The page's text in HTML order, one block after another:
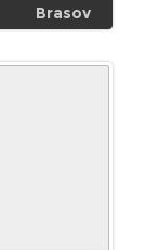
Brasov